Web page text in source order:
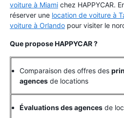
voiture à Miami chez HAPPYCAR.
réserver une location de voiture à
voiture à Orlando pour visiter le
Que propose HAPPYCAR ?
Comparaison des offres des
agences de locations
Évaluations des agences de